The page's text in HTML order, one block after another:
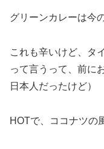
グリーンカレーは今
これも辛いけど、タ
って言うって、前に
日本人だったけど）
HOTで、ココナツの